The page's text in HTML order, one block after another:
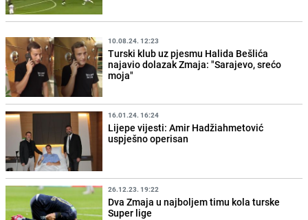
10.08.24. 12:23
Turski klub uz pjesmu Halida Bešlića
najavio dolazak Zmaja: "Sarajevo, srećo
moja"
16.01.24. 16:24
Lijepe vijesti: Amir Hadžiahmetović
uspješno operisan
26.12.23. 19:22
Dva Zmaja u najboljem timu kola turske
Super lige